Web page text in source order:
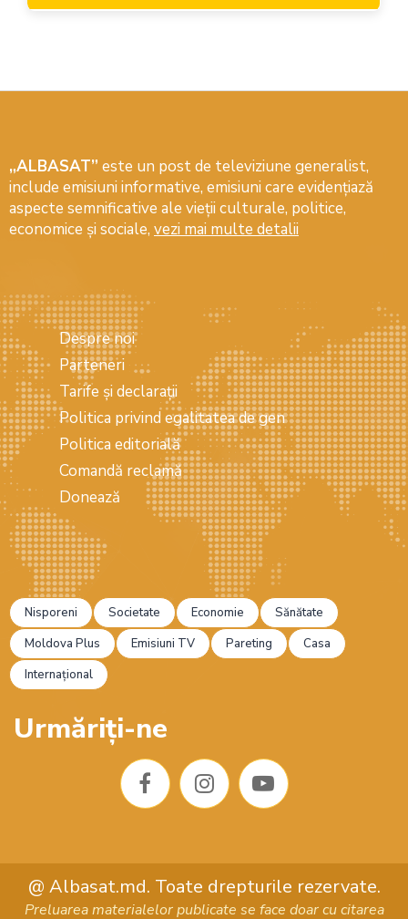
„ALBASAT” este un post de televiziune generalist,
include emisiuni informative, emisiuni care evidenţiază
aspecte semnificative ale vieţii culturale, politice,
economice şi sociale, vezi mai multe detalii
Despre noi
Parteneri
Tarife și declarații
Politica privind egalitatea de gen
Politica editorială
Comandă reclamă
Donează
Nisporeni Societate Economie
Sănătate
Moldova Plus
Emisiuni TV Pareting
Casa
Internațional
Urmăriți-ne
a n o
@ Albasat.md. Toate drepturile rezervate.
Preluarea materialelor publicate se face doar cu citarea